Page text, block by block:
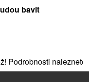
bavit
naleznete